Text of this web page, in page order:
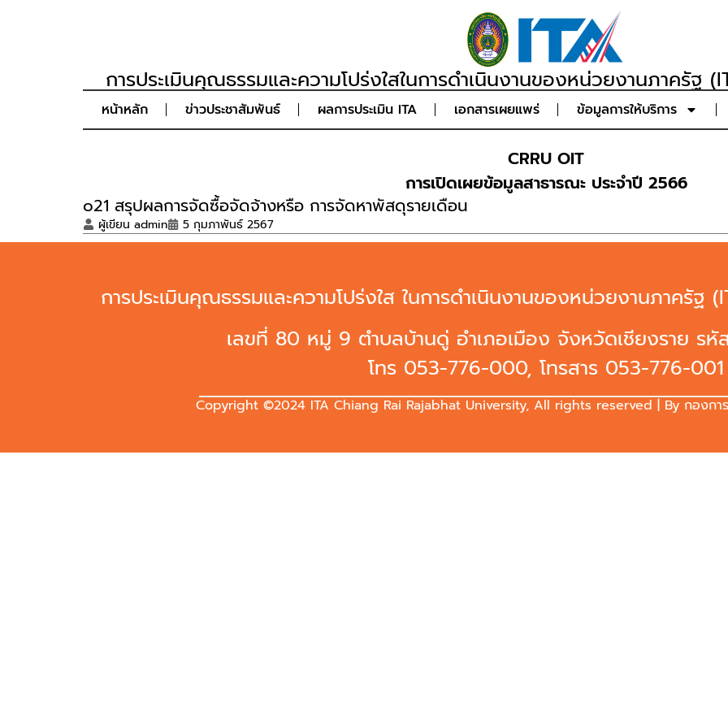
การประเมินคุณธรรมและความโปร่งใสในการดำเนินงานของหน่วยงานภาครัฐ
หน้าหลัก ข่าวประชาสัมพันธ์ ผลการประเมิน ITA เอกสารเผยแพร่ ข้อมูลการให้บริการ
CRRU OIT
การเปิดเผยข้อมูลสาธารณะ ประจำปี 2566
o21 สรุปผลการจัดซื้อจัดจ้างหรือ การจัดหาพัสดุรายเดือน
ผู้เขียน admin 5 กุมภาพันธ์ 2567
การประเมินคุณธรรมและความโปร่งใส ในการดำเนินงานของหน่วยงานภาครัฐ
เลขที่ 80 หมู่ 9 ตำบลบ้านดู่ อำเภอเมือง จังหวัดเชียงราย ร
โทร 053-776-000, โทรสาร 053-776-001
Copyright ©2024 ITA Chiang Rai Rajabhat University, All rights reserved | By กองการ